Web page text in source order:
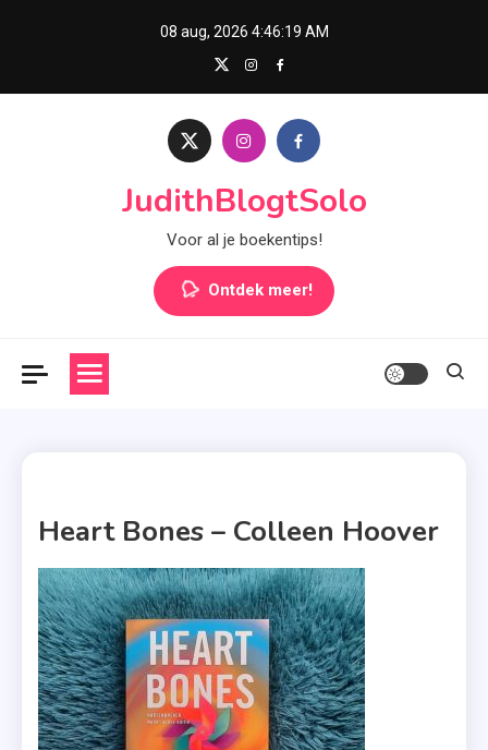
08 aug, 2026 4:46:20 AM
JudithBlogtSolo
Voor al je boekentips!
Ontdek meer!
Heart Bones – Colleen Hoover